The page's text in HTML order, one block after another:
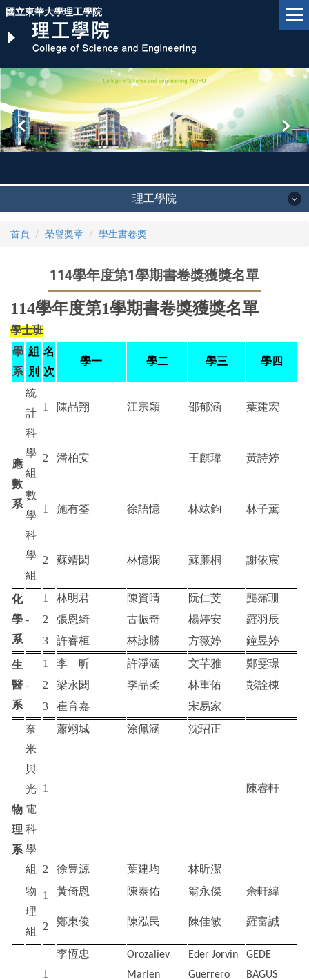
跳
主
內
國立東華大學理工學院
理工學院
首頁 榮譽獎章 學生書卷獎
114學年度第1學期書卷獎獲獎名單
114學年度第1學期書卷獎獲獎名單
學士班
學
系
組
別
名
次
學一 學二 學三 學四
應
數
系
統
計
科
學
組
1 陳品翔 江宗穎 邵郁涵 葉建宏
2 潘柏安 王麒瑋 黃詩婷
數
學
科
學
組
1 施有筌 徐語憶 林竑鈞 林子薰
2 蘇靖閎 林憶嫻 蘇廉桐 謝依宸
化
學
系
-
1 林明君 陳資晴 阮仁芠
龔霈珊
2
張恩綺 古振奇 楊婷安
羅羽辰
3
許睿桓 林詠勝 方薇婷 鐘昱婷
生
醫
系
-
1 李 昕 許淨涵 文芊雅
鄭雯璟
2
梁永閎 李品柔 林重佑
彭詮棟
3
崔育嘉 宋易家
物
理
系
奈
米
與
光
電
科
學
組
1
蕭翊城 涂佩涵 沈玿正
陳睿軒
2 徐豊源 葉建均
林昕潔
物
理
組
1 黃倚恩 陳泰佑 翁永傑 余軒緯
2 鄭東俊 陳泓民 陳佳敏 羅富誠
1
李恆忠
Orozaliev
Marlen
Eder Jorvin
Guerrero
GEDE
BAGUS